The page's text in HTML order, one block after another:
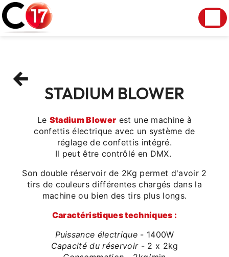
STADIUM BLOWER
Le Stadium Blower est une machine à
confettis électrique avec un système de
réglage de confettis intégré.
Il peut être contrôlé en DMX.
Son double réservoir de 2Kg permet d'avoir 2
tirs de couleurs différentes chargés dans la
machine ou bien des tirs plus longs.
Caractéristiques techniques :
Puissance électrique- 1400W
Capacité du réservoir- 2 x 2kg
Panneau de gestion des cookies